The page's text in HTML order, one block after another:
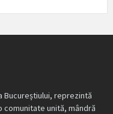
Bucureștiului, reprezintă
comunitate unită, mândră